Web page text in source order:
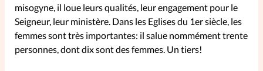
RelationnElles
Shopping Spi
misogyne, il loue leurs qualités, leur engagement pour le
Seigneur, leur ministère. Dans les Eglises du 1er siècle, les
femmes sont très importantes: il salue nommément trente
personnes, dont dix sont des femmes. Un tiers!